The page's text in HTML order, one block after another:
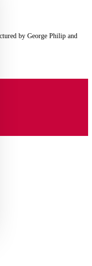
by George Philip and